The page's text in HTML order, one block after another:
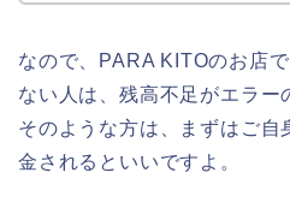
なので、PARA KITOのお店
ない人は、残高不足がエラー
そのような方は、まずはご自
金されるといいですよ。